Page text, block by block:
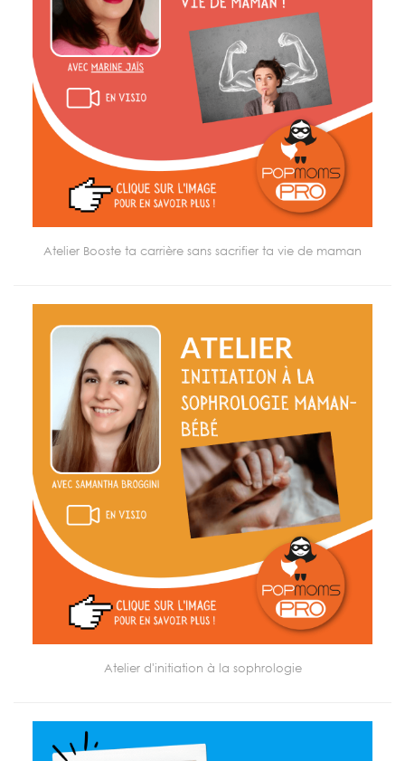
Atelier Booste ta carrière sans sacrifier ta vie de maman
Atelier d'initiation à la sophrologie